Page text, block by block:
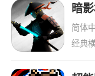
暗
简体
经典